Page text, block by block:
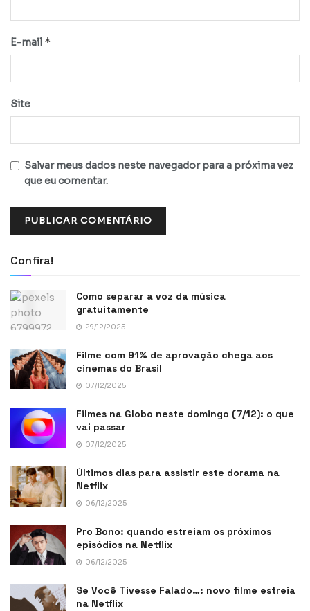
E-mail *
Site
Salvar meus dados neste navegador para a próxima vez
que eu comentar.
Confira!
Como separar a voz da música
gratuitamente
29/12/2025
Filme com 91% de aprovação chega aos
cinemas do Brasil
07/12/2025
Filmes na Globo neste domingo (7/12): o que
vai passar
07/12/2025
Últimos dias para assistir este dorama na
Netflix
06/12/2025
Pro Bono: quando estreiam os próximos
episódios na Netflix
06/12/2025
Se Você Tivesse Falado…: novo filme estreia
na Netflix